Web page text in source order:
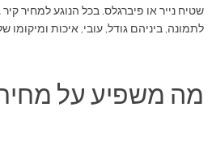
שטיח נייר או פיברגלס. בכל הנוגע למחיר
לתמונה, ביניהם גודל, עובי, איכות ומיקומו
מה משפיע על